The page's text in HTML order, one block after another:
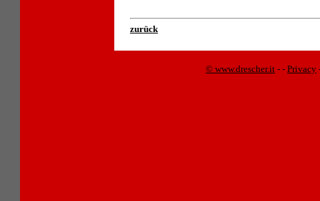
zurück
© www.drescher.it - - Privacy